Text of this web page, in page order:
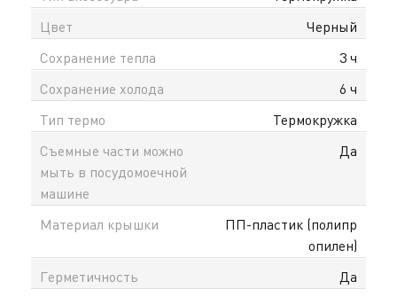
Цвет
Черный
Сохранение тепла
3 ч
Сохранение холода
6 ч
Тип термо
Teрмокружка
Съемные части можно
мыть в посудомоечной
машине
Да
Материал крышки
ПП-пластик (полипр
опилен)
Герметичность
Да